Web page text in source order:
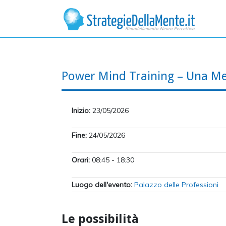
Power Mind Training – Una
Inizio: 23/05/2026
Fine: 24/05/2026
Orari: 08:45 - 18:30
Luogo dell'evento: Palazzo delle Professioni
Le possibilità